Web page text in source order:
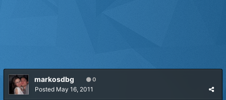
markosdbg 0
Posted May 16, 2011